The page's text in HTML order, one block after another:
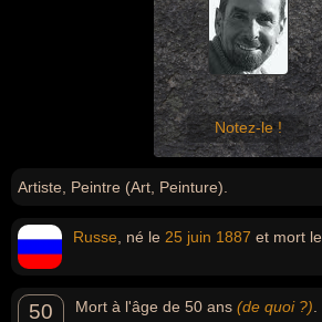
Notez-le !
Artiste, Peintre (Art, Peinture).
Russe , né le 25 juin 1887 et mort le
50 Mort à l'âge de 50 ans (de quoi ?)